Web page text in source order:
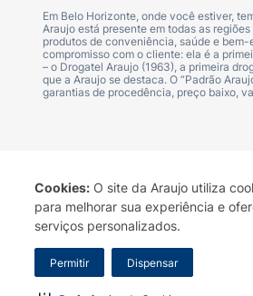
Cookies: O site da Araujo utiliza
para melhorar sua experiência e
serviços personalizados.
Permitir Dispensar
Em Belo Horizonte, onde você estiver,
Araujo está presente em todas as
produtos de conveniência, saúde e
compromisso com o cliente: ela é a
– o Drogatel Araujo (1963), a primeira
que a Araujo se destaca. O “Padrão
garantias de procedência, preço baixo,
Termo de Uso Portal da Privacidade
A Drogaria Araujo S/A informa que o
marca. Para sua segurança
Araujo S.A. Em caso de dúvidas,